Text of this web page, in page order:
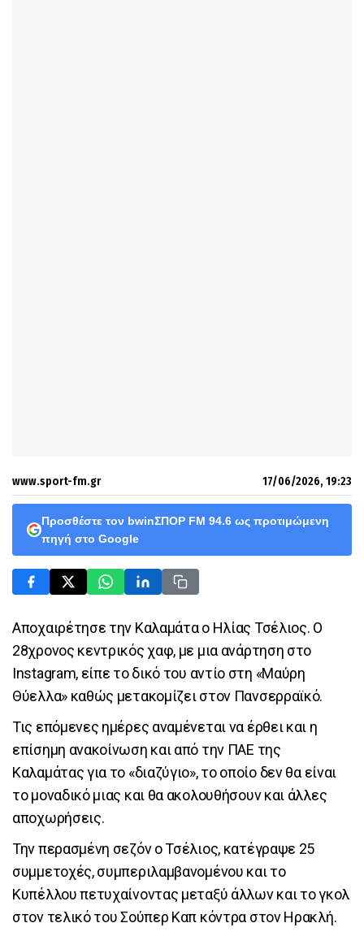
www.sport-fm.gr 17/06/2026, 19:23
Προσθέστε τον bwinΣΠΟΡ FM 94.6 ως προτιμώμενη
πηγή στο Google
Αποχαιρέτησε την Καλαμάτα ο Ηλίας Τσέλιος. O
28χρονος κεντρικός χαφ, με μια ανάρτηση στο
Instagram, είπε το δικό του αντίο στη «Μαύρη
Θύελλα» καθώς μετακομίζει στον Πανσερραϊκό.
Τις επόμενες ημέρες αναμένεται να έρθει και η
επίσημη ανακοίνωση και από την ΠΑΕ της
Καλαμάτας για το «διαζύγιο», το οποίο δεν θα είναι
το μοναδικό μιας και θα ακολουθήσουν και άλλες
αποχωρήσεις.
Την περασμένη σεζόν ο Τσέλιος, κατέγραψε 25
συμμετοχές, συμπεριλαμβανομένου και το
Κυπέλλου πετυχαίνοντας μεταξύ άλλων και το γκολ
στον τελικό του Σούπερ Καπ κόντρα στον Ηρακλή.